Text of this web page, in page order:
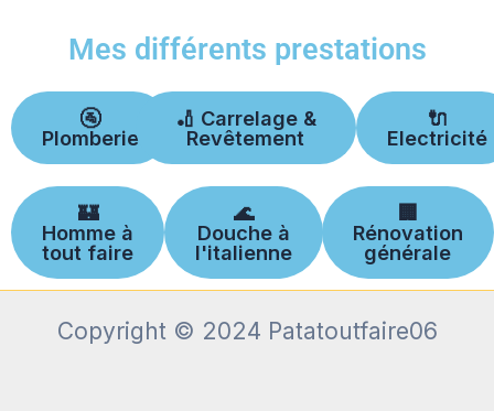
Mes différents prestations
🚰
Plomberie
🏏 Carrelage &
Revêtement
🔌
Electricité
🏰
Homme à
tout faire
🌊
Douche à
l'italienne
🏢
Rénovation
générale
Copyright © 2024 Patatoutfaire06